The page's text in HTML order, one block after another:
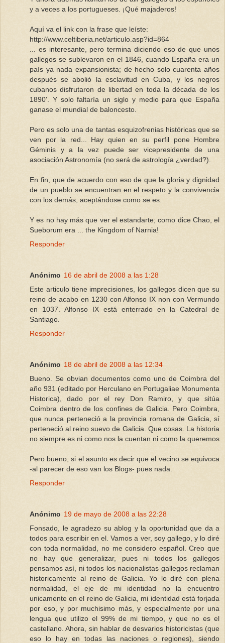
y a veces a los portugueses. ¡Qué majaderos!
Aquí va el link con la frase que leíste:
http://www.celtiberia.net/articulo.asp?id=864
... es interesante, pero termina diciendo eso de que unos
gallegos se sublevaron en el 1846, cuando España era un
país ya nada expansionista; de hecho solo cuarenta años
después se abolió la esclavitud en Cuba, y los negros
cubanos disfrutaron de libertad en toda la década de los
1890'. Y solo faltaría un siglo y medio para que España
ganase el mundial de baloncesto.
Pero es solo una de tantas esquizofrenias históricas que se
ven por la red... Hay quien en su perfil pone Hombre
Géminis y a la vez puede ser vicepresidente de una
asociación Astronomía (no será de astrología ¿verdad?).
En fin, que de acuerdo con eso de que la gloria y dignidad
de un pueblo se encuentran en el respeto y la convivencia
con los demás, aceptándose como se es.
Y es no hay más que ver el estandarte; como dice Chao, el
Sueborum era ... the Kingdom of Narnia!
Responder
Anónimo 16 de abril de 2008 a las 1:28
Este articulo tiene imprecisiones, los gallegos dicen que su
reino de acabo en 1230 con Alfonso IX non con Vermundo
en 1037. Alfonso IX está enterrado en la Catedral de
Santiago.
Responder
Anónimo 18 de abril de 2008 a las 12:34
Bueno. Se obvian documentos como uno de Coimbra del
año 931 (editado por Herculano en Portugaliae Monumenta
Historica), dado por el rey Don Ramiro, y que sitúa
Coimbra dentro de los confines de Galicia. Pero Coimbra,
que nunca perteneció a la provincia romana de Galicia, sí
perteneció al reino suevo de Galicia. Que cosas. La historia
no siempre es ni como nos la cuentan ni como la queremos
Pero bueno, si el asunto es decir que el vecino se equivoca
-al parecer de eso van los Blogs- pues nada.
Responder
Anónimo 19 de mayo de 2008 a las 22:28
Fonsado, le agradezo su ablog y la oportunidad que da a
todos para escribir en el. Vamos a ver, soy gallego, y lo diré
con toda normalidad, no me considero español. Creo que
no hay que generalizar, pues ni todos los gallegos
pensamos así, ni todos los nacionalistas gallegos reclaman
historicamente al reino de Galicia. Yo lo diré con plena
normalidad, el eje de mi identidad no la encuentro
unicamente en el reino de Galicia, mi identidad está forjada
por eso, y por muchisimo más, y especialmente por una
lengua que utilizo el 99% de mi tiempo, y que no es el
castellano. Ahora, sin hablar de desvarios historicistas (que
eso lo hay en todas las naciones o regiones), siendo